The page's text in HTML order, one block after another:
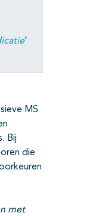
'
MS
Bij
die
met